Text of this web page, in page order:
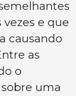
e que
causando
as
o
uma